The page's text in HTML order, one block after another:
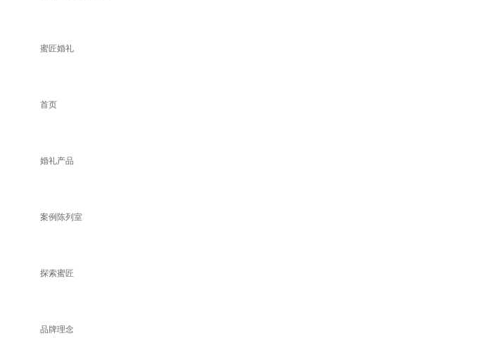
蜜匠婚礼
首页
婚礼产品
案例陈列室
探索蜜匠
品牌理念